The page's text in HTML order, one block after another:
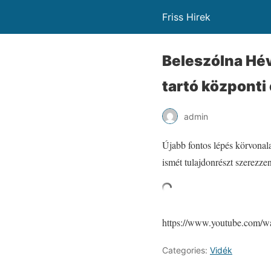
Friss Hirek
Beleszólna
tartó központi
admin
Újabb fontos lépés
ismét tulajdonrészt
https://www.youtube.com/
Categories: Vidék